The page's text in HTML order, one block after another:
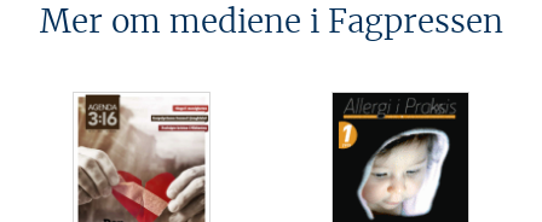
Mer om mediene i Fagpressen